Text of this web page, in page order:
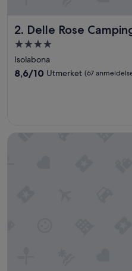
e
v
i
c
2. Delle Rose
Delle Rose Camping Village
Overnattingssted
med
4.0
stjerner
Isolabona
8.6
8,6/10 Utmerket (67